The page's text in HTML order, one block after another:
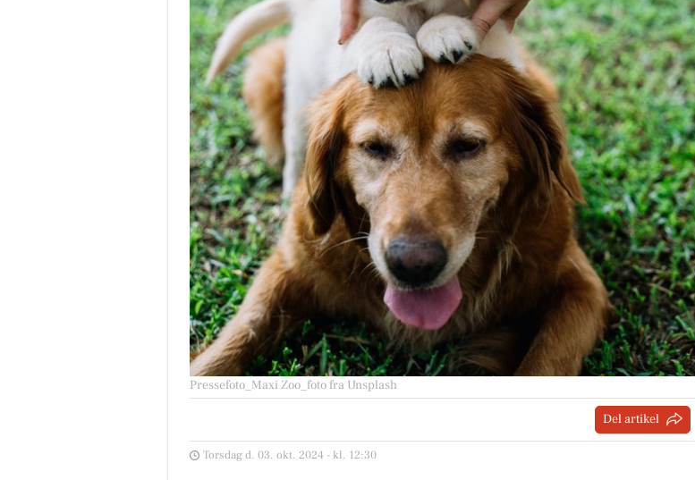
Pressefoto_Maxi Zoo_foto fra Unsplash
Del artikel
Torsdag d. 03. okt. 2024 - kl. 12:30